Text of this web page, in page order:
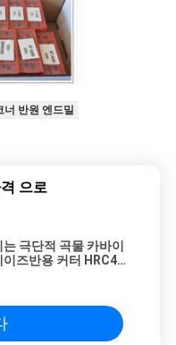
너 반원 엔드밀
으로
극단적 곡물 카바이
이즈반용 커터 HRC45